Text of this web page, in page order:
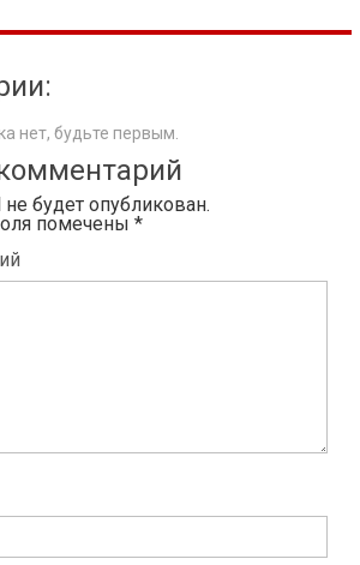
нет, будьте первым.
будет опубликован.
помечены *